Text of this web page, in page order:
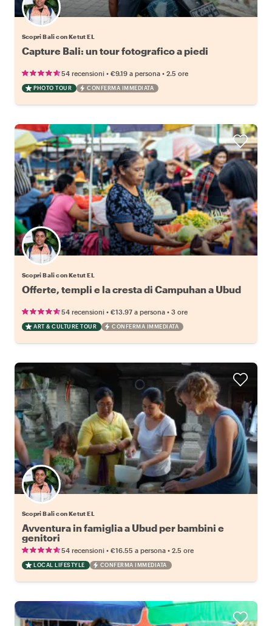
Scopri Bali con Ketut EL
Capture Bali: un tour fotografico a piedi
54 recensioni • €9.19 a persona • 2.5 ore
PHOTO TOUR CONFERMA IMMEDIATA
Scopri Bali con Ketut EL
Offerte, templi e la cresta di Campuhan a Ubud
54 recensioni • €13.97 a persona • 3 ore
ART & CULTURE TOUR CONFERMA IMMEDIATA
Scopri Bali con Ketut EL
Avventura in famiglia a Ubud per bambini e
genitori
54 recensioni • €16.55 a persona • 2.5 ore
LOCAL LIFESTYLE CONFERMA IMMEDIATA